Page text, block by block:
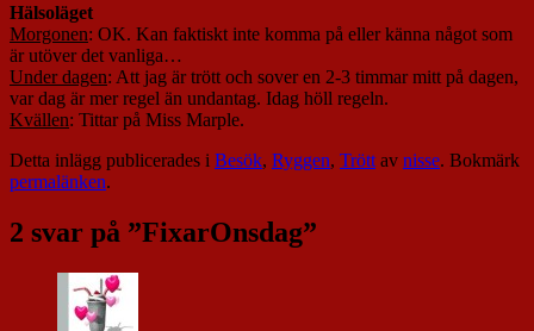
Hälsoläget
Morgonen: OK. Kan faktiskt inte komma på eller känna något som
är utöver det vanliga…
Under dagen: Att jag är trött och sover en 2-3 timmar mitt på dagen,
var dag är mer regel än undantag. Idag höll regeln.
Kvällen: Tittar på Miss Marple.
Detta inlägg publicerades i Besök, Ryggen, Tröttav nisse. Bokmärk
permalänken.
2 svar på ”FixarOnsdag”